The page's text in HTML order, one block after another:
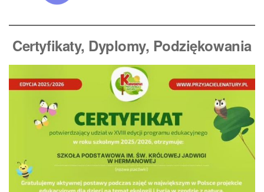
Certyfikaty, Dyplomy, Podziękowania